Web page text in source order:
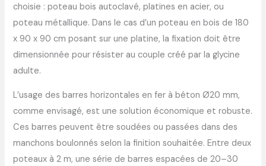
choisie : poteau bois autoclavé, platines en acier, ou
poteau métallique. Dans le cas d’un poteau en bois de 180
x 90 x 90 cm posant sur une platine, la fixation doit être
dimensionnée pour résister au couple créé par la glycine
adulte.
L’usage des barres horizontales en fer à béton Ø20 mm,
comme envisagé, est une solution économique et robuste.
Ces barres peuvent être soudées ou passées dans des
manchons boulonnés selon la finition souhaitée. Entre deux
poteaux à 2 m, une série de barres espacées de 20–30